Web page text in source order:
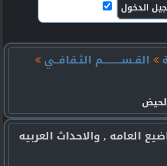
القـســـــــــم الثـقافــي
العامه , والاحداث العربيه